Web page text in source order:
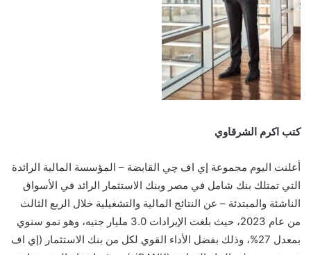
كتب اكرم الشرقاوي
أعلنت اليوم مجموعة إي اف چي القابضة – المؤسسة المالية الرائدة
التي تمتلك بنك شامل في مصر وبنك الاستثمار الرائد في الأسواق
الناشئة والمبتدئة – عن النتائج المالية والتشغيلية خلال الربع الثالث
من عام 2023، حيث بلغت الإيرادات 3.0 مليار جنيه، وهو نمو سنوي
بمعدل 27%، وذلك بفضل الأداء القوي لكل من بنك الاستثمار (إي اف